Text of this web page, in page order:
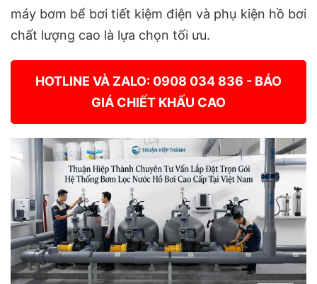
máy bơm bể bơi tiết kiệm điện và phụ kiện hồ bơi
chất lượng cao là lựa chọn tối ưu.
HOTLINE VÀ ZALO: 0908 034 836 - BÁO
GIÁ CHIẾT KHẤU CAO